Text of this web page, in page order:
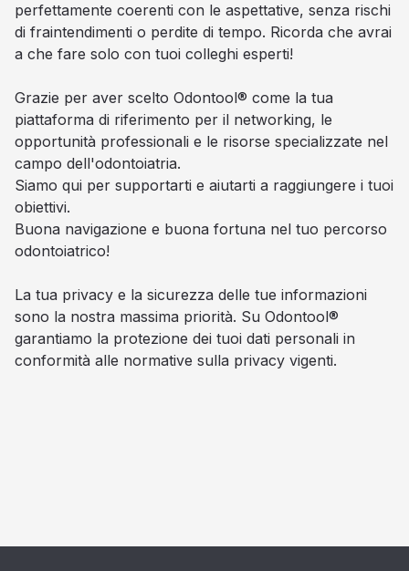
perfettamente coerenti con le aspettative, senza rischi
di fraintendimenti o perdite di tempo. Ricorda che avrai
a che fare solo con tuoi colleghi esperti!
Grazie per aver scelto Odontool® come la tua
piattaforma di riferimento per il networking, le
opportunità professionali e le risorse specializzate nel
campo dell'odontoiatria.
Siamo qui per supportarti e aiutarti a raggiungere i tuoi
obiettivi.
Buona navigazione e buona fortuna nel tuo percorso
odontoiatrico!
La tua privacy e la sicurezza delle tue informazioni
sono la nostra massima priorità. Su Odontool®
garantiamo la protezione dei tuoi dati personali in
conformità alle normative sulla privacy vigenti.